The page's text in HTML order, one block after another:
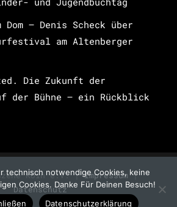
– Denis Scheck über
am Altenberger
Die Zukunft der
der Bühne – ein Rückblick
Köln e.V. |Impressum |
Datenschutz
technisch notwendige Cookies, keine
Cookies. Danke Für Deinen Besuch!
Datenschutzerklärung